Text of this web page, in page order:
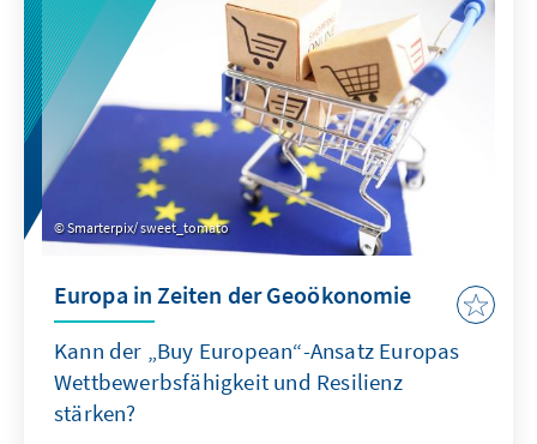
Smarterpix/ sweet_tomato
Europa in Zeiten der Geoökonomie
Kann der „Buy European“-Ansatz Europas
Wettbewerbsfähigkeit und Resilienz
stärken?